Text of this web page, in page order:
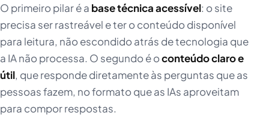
O primeiro pilar é a base técnica acessível: o site
precisa ser rastreável e ter o conteúdo disponível
para leitura, não escondido atrás de tecnologia que
a IA não processa. O segundo é oconteúdo claro e
útil, que responde diretamente às perguntas que as
pessoas fazem, no formato que as IAs aproveitam
para compor respostas.